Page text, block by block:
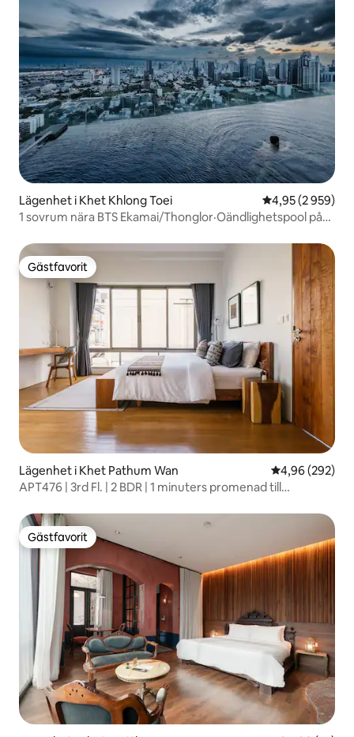
Lägenhet i Khet Khlong Toei 4,95 av 5 i
4,95 (2 959)
1 sovrum nära BTS Ekamai/Thonglor·Oändlighetspool på
Gästfavorit
Gästfavorit
Lägenhet i Khet Pathum Wan 4,96 av 5 i
4,96 (292)
APT476 | 3rd Fl. | 2 BDR | 1 minuters promenad till
Gästfavorit
Gästfavorit